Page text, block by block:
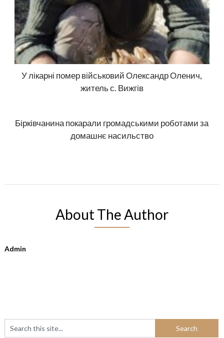
У лікарні помер військовий Олександр Оленич,
житель с. Вижгів
Бірківчанина покарали громадськими роботами за
домашнє насильство
About The Author
Admin